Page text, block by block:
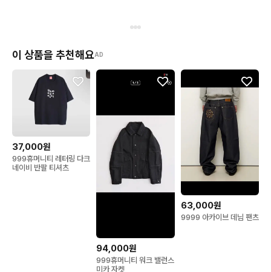
이 상품을 추천해요AD
37,000원
999휴머니티 레터링 다크
네이비 반팔 티셔츠
94,000원
999휴머니티 워크 밸런스
미카 자켓
63,000원
9999 아카이브 데님 팬츠